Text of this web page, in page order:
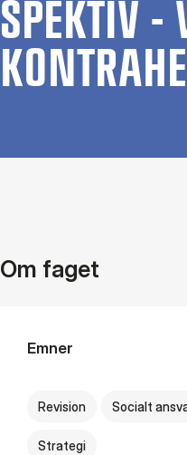
SPEK­TIV -
Om faget
Emner
Revision Socialt
Strategi